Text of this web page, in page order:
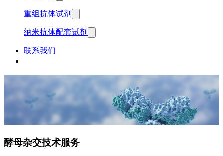
重组抗体试剂
纳米抗体配套试剂
联系我们
酵母杂交技术服务